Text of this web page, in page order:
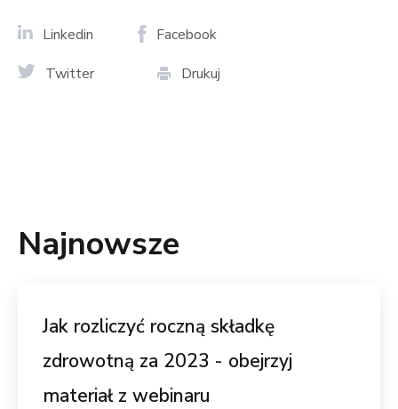
Linkedin
Facebook
Twitter
Drukuj
Najnowsze
Jak rozliczyć roczną składkę
zdrowotną za 2023 - obejrzyj
materiał z webinaru